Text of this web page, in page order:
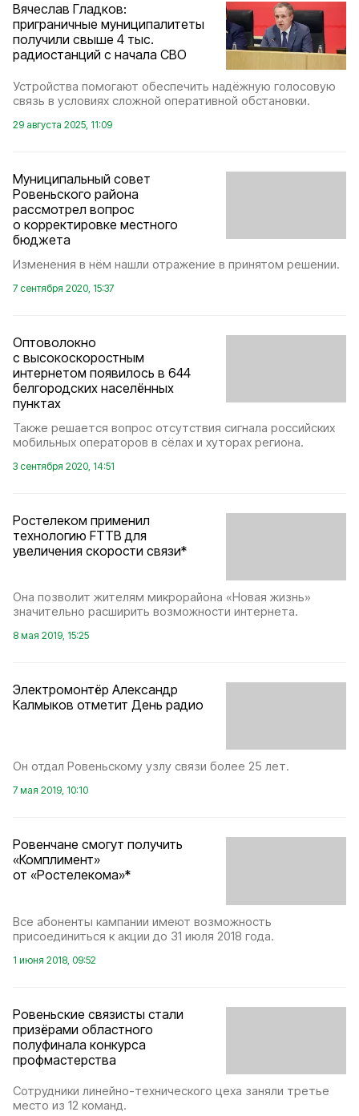
Вячеслав Гладков:
приграничные муниципалитеты
получили свыше 4 тыс.
радиостанций с начала СВО
Устройства помогают обеспечить надёжную голосовую
связь в условиях сложной оперативной обстановки.
29 августа 2025, 11:09
Муниципальный совет
Ровеньского района
рассмотрел вопрос
о корректировке местного
бюджета
Изменения в нём нашли отражение в принятом решении.
7 сентября 2020, 15:37
Оптоволокно
с высокоскоростным
интернетом появилось в 644
белгородских населённых
пунктах
Также решается вопрос отсутствия сигнала российских
мобильных операторов в сёлах и хуторах региона.
3 сентября 2020, 14:51
Ростелеком применил
технологию FTTB для
увеличения скорости связи*
Она позволит жителям микрорайона «Новая жизнь»
значительно расширить возможности интернета.
8 мая 2019, 15:25
Электромонтёр Александр
Калмыков отметит День радио
Он отдал Ровеньскому узлу связи более 25 лет.
7 мая 2019, 10:10
Ровенчане смогут получить
«Комплимент»
от «Ростелекома»*
Все абоненты кампании имеют возможность
присоединиться к акции до 31 июля 2018 года.
1 июня 2018, 09:52
Ровеньские связисты стали
призёрами областного
полуфинала конкурса
профмастерства
Сотрудники линейно-технического цеха заняли третье
место из 12 команд.